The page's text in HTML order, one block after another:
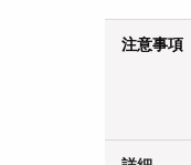
注意事項